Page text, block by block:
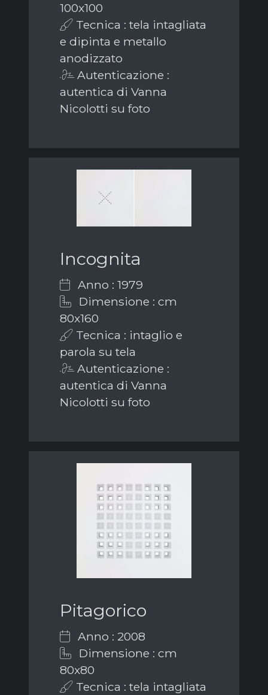
100x100
Tecnica : tela intagliata
e dipinta e metallo
anodizzato
Autenticazione :
autentica di Vanna
Nicolotti su foto
Incognita
Anno : 1979
Dimensione : cm
80x160
Tecnica : intaglio e
parola su tela
Autenticazione :
autentica di Vanna
Nicolotti su foto
Pitagorico
Anno : 2008
Dimensione : cm
80x80
Tecnica : tela intagliata